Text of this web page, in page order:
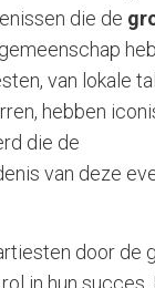
die de
van lokale
hebben
die de
van deze
door de
in hun succes.